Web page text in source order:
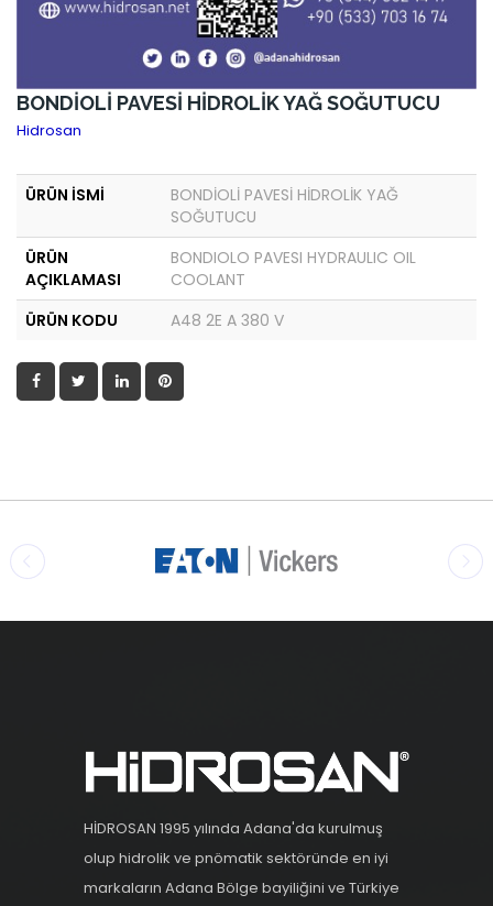
BONDİOLİ PAVESİ HİDROLİK YAĞ SOĞUTUCU
Hidrosan
ÜRÜN İSMİ
BONDİOLİ PAVESİ HİDROLİK YAĞ
SOĞUTUCU
ÜRÜN
AÇIKLAMASI
BONDIOLO PAVESI HYDRAULIC OIL
COOLANT
ÜRÜN KODU
A48 2E A 380 V
HİDROSAN 1995 yılında Adana'da kurulmuş
olup hidrolik ve pnömatik sektöründe en iyi
markaların Adana Bölge bayiliğini ve Türkiye